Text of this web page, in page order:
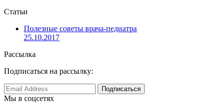
Статьи
Полезные советы врача-педиатра
25.10.2017
Рассылка
Подписаться на рассылку:
Мы в соцсетях